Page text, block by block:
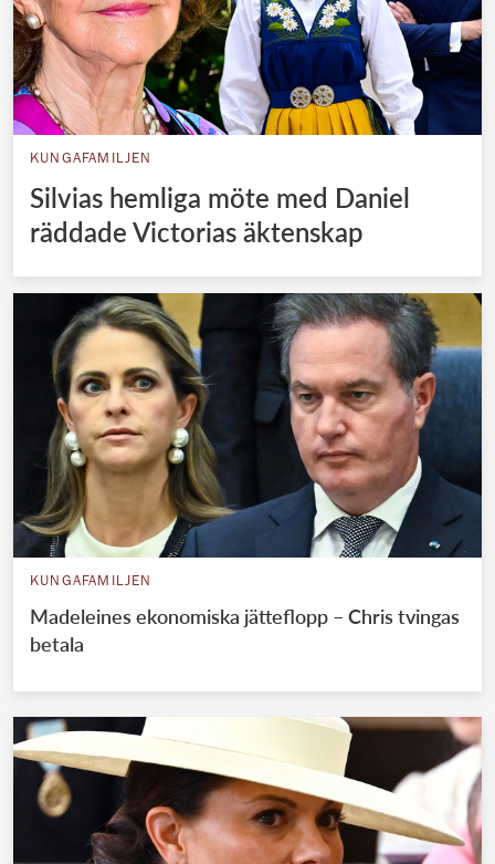
KUNGAFAMILJEN
Silvias hemliga möte med Daniel
räddade Victorias äktenskap
KUNGAFAMILJEN
Madeleines ekonomiska jätteflopp – Chris tvingas
betala